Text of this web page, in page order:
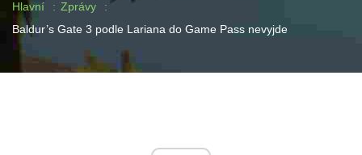
Hlavní
Zprávy
Baldur’s Gate 3 podle Lariana do Game Pass nevyjde